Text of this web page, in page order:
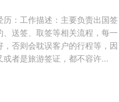
：工作描述：主要负责出国签
送签、取签等相关流程，每一
否则会耽误客户的行程等，因
者是旅游签证，都不容许...